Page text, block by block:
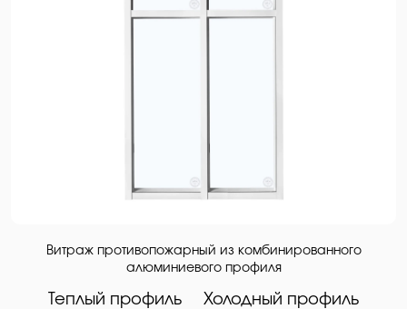
Витраж противопожарный из комбинированного
алюминиевого профиля
Теплый профиль Холодный профиль